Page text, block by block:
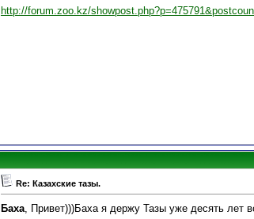
http://forum.zoo.kz/
Re: Казахские тазы.
Баха, Привет)))Баха я держу Тазы уже десять лет